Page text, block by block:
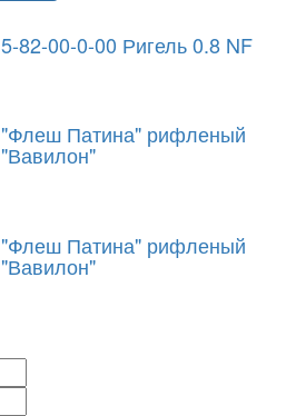
5-82-00-0-00 Ригель 0.8 NF
"Флеш Патина" рифленый
"Вавилон"
"Флеш Патина" рифленый
"Вавилон"